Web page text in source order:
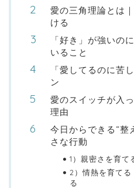
愛の三角理論とは
ける
「好き」が強いの
いること
「愛してるのに苦
ン
愛のスイッチが入
理由
今日からできる“整
さな行動
1）親密さを育て
2）情熱を育てる
る